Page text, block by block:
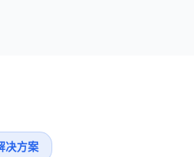
决方案